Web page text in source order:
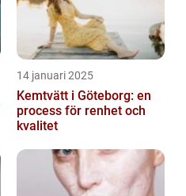
14 januari 2025
Kemtvätt i Göteborg: en
process för renhet och
kvalitet